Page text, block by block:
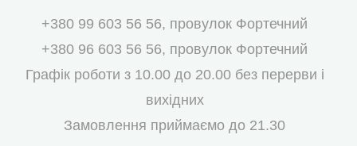
+380 99 603 56 56, провулок Фортечний
+380 96 603 56 56, провулок Фортечний
Графік роботи з 10.00 до 20.00 без перерви і
вихідних
Замовлення приймаємо до 21.30